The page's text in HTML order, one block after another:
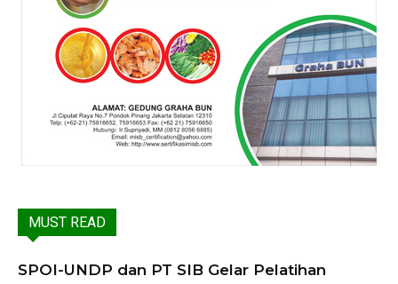
MUST READ
SPOI-UNDP dan PT SIB Gelar Pelatihan